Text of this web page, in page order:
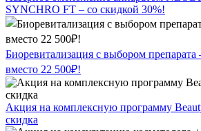
SYNCHRO FT – со скидкой 30%!
Биоревитализация с выбором препарата
вместо 22 500₽!
Акция на комплексную программу
скидка